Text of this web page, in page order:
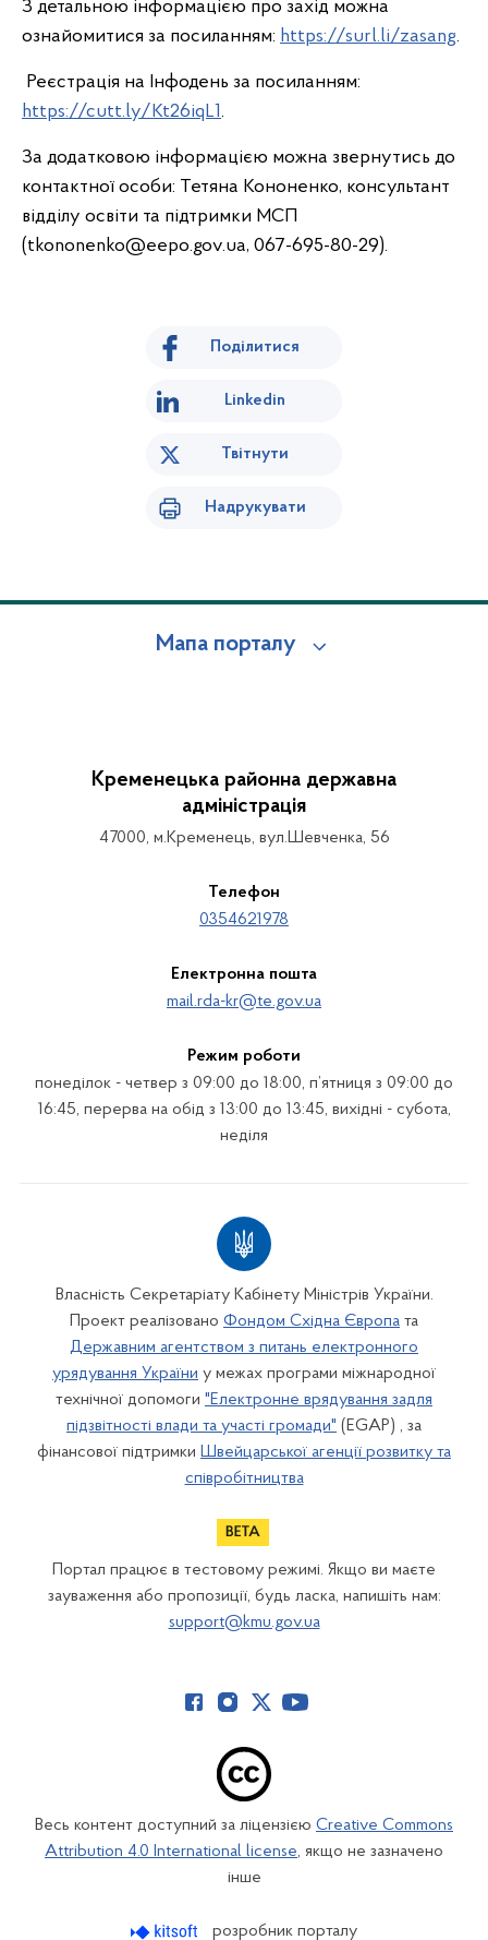
З детальною інформацією про захід можна
ознайомитися за посиланням: https://surl.li/zasang.
Реєстрація на Інфодень за посиланням:
https://cutt.ly/Kt26iqL1.
За додатковою інформацією можна звернутись до
контактної особи: Тетяна Кононенко, консультант
відділу освіти та підтримки МСП
(tkononenko@eepo.gov.ua, 067-695-80-29).
Поділитися
Linkedin
Твітнути
Надрукувати
Мапа порталу
Кременецька районна державна
адміністрація
47000, м.Кременець, вул.Шевченка, 56
Телефон
0354621978
Електронна пошта
mail.rda-kr@te.gov.ua
Режим роботи
понеділок - четвер з 09:00 до 18:00, п’ятниця з 09:00 до
16:45, перерва на обід з 13:00 до 13:45, вихідні - субота,
неділя
Власність Секретаріату Кабінету Міністрів України.
Проект реалізовано Фондом Східна Європа та
Державним агентством з питань електронного
урядування України у межах програми міжнародної
технічної допомоги "Електронне врядування задля
підзвітності влади та участі громади" (EGAP) , за
фінансової підтримки Швейцарської агенції розвитку та
співробітництва
Портал працює в тестовому режимі. Якщо ви маєте
зауваження або пропозиції, будь ласка, напишіть нам:
support@kmu.gov.ua
Весь контент доступний за ліцензією Creative Commons
Attribution 4.0 International license, якщо не зазначено
інше
розробник порталу